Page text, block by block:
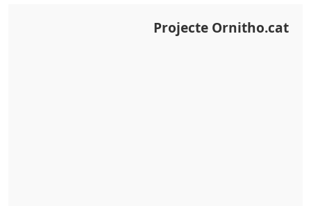
Projecte Ornitho.cat